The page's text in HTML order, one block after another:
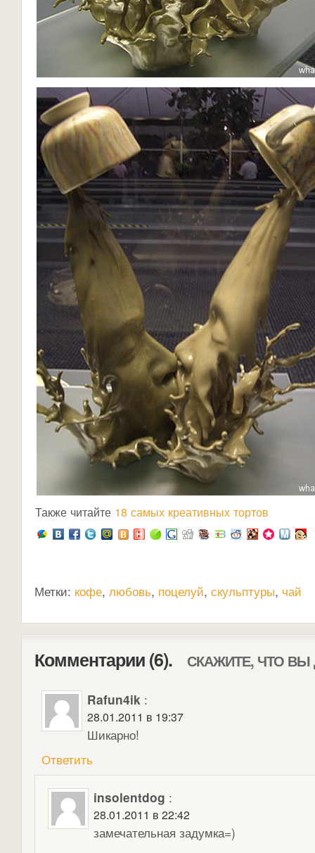
Также читайте 18 самых креативных тортов
Метки: кофе, любовь, поцелуй, скульптуры, чай
Комментарии (6). СКАЖИТЕ, ЧТО ВЫ
Rafun4ik :
28.01.2011 в 19:37
Шикарно!
Ответить
insolentdog :
28.01.2011 в 22:42
замечательная задумка=)